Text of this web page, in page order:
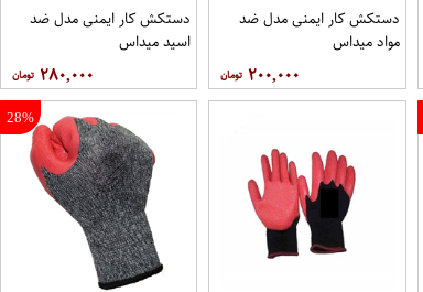
دستکش کار ایمنی مدل ضد
مواد میداس
۲۰۰,۰۰۰
دستکش کار ایمنی مدل ضد
اسید میداس
۲۸۰,۰۰۰
28%